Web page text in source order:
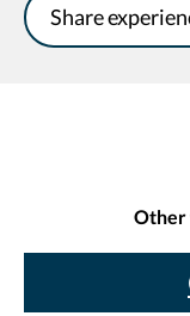
Share
Other